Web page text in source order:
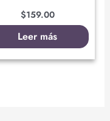
$159.00
Leer más